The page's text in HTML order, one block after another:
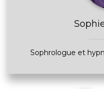
Sophrologue et